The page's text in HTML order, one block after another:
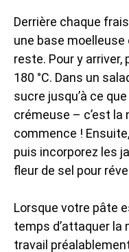
Derrière chaque
une base
reste. Pour y
180 °C. Dans un
sucre jusqu’à ce
crémeuse – c’est la
commence !
puis incorporez les
fleur de sel pour
Lorsque votre pâte
temps d’attaquer la
travail